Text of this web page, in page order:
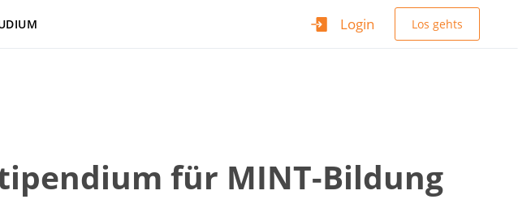
Login Los gehts
für MINT-Bildung